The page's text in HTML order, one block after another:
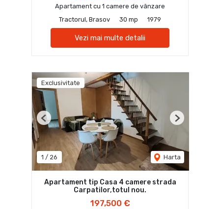
Apartament cu 1 camere de vânzare
Tractorul, Brasov
30 mp 1979
Vezi mai multe detalii
Exclusivitate
1 / 26 Harta
Previous Next
Apartament tip Casa 4 camere strada
Carpatilor,totul nou.
197,500 €